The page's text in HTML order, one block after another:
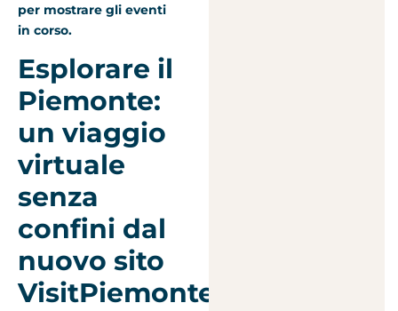
per mostrare gli eventi
in corso.
Esplorare il
Piemonte:
un viaggio
virtuale
senza
confini dal
nuovo sito
VisitPiemonte